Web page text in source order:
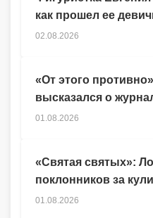
как прошел ее
02.08.2026
«От этого
высказался о
01.08.2026
«Святая святых»:
поклонников за
01.08.2026